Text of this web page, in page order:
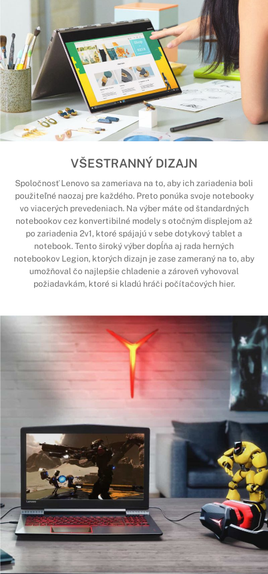
VŠESTRANNÝ DIZAJN
Spoločnosť Lenovo sa zameriava na to, aby ich zariadenia boli
použiteľné naozaj pre každého. Preto ponúka svoje notebooky
vo viacerých prevedeniach. Na výber máte od štandardných
notebookov cez konvertibilné modely s otočným displejom až
po zariadenia 2v1, ktoré spájajú v sebe dotykový tablet a
notebook. Tento široký výber dopĺňa aj rada herných
notebookov Legion, ktorých dizajn je zase zameraný na to, aby
umožňoval čo najlepšie chladenie a zároveň vyhovoval
požiadavkám, ktoré si kladú hráči počítačových hier.